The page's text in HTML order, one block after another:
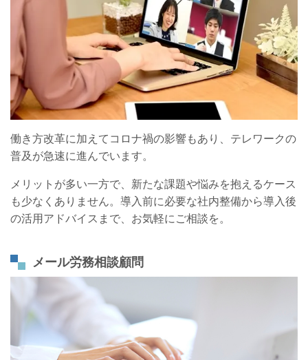
働き方改革に加えてコロナ禍の影響もあり、テレワークの
普及が急速に進んでいます。
メリットが多い一方で、新たな課題や悩みを抱えるケース
も少なくありません。導入前に必要な社内整備から導入後
の活用アドバイスまで、お気軽にご相談を。
メール労務相談顧問